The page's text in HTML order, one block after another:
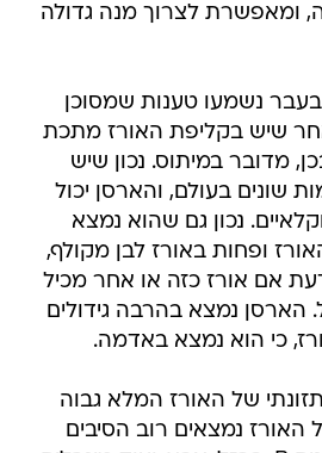
ומאפשרת לצרוך מנה גדולה
בעבר נשמעו טענות שמסוכן
שיש בקליפת האורז מתכת
מדובר במיתוס. נכון שיש
שונים בעולם, והארסן יכול
נכון גם שהוא נמצא
ופחות באורז לבן מקולף,
אם אורז כזה או אחר מכיל
הארסן נמצא בהרבה גידולים
כי הוא נמצא באדמה.
של האורז המלא גבוה
נמצאים רוב הסיבים